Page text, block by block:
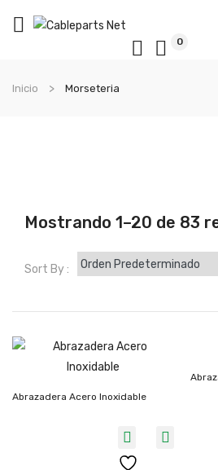
0
Inicio Morseteria
Mostrando 1–20 de 83
Sort By :
Abrazadera Acero Inoxidable